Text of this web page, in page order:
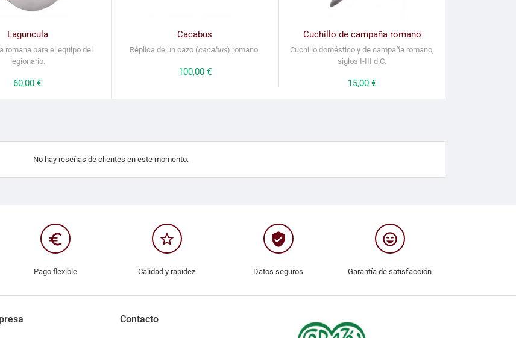
Laguncula
romana para el equipo del
legionario.
Precio
60,00 €
Cacabus
Réplica de un cazo (cacabus) romano.
Precio
100,00 €
Cuchillo de campaña romano
Cuchillo doméstico y de campaña romano,
siglos I-III d.C.
Precio
15,00 €
No hay reseñas de clientes en este momento.
euro_symbol
Pago flexible
star_border
Calidad y rapidez
verified_user
Datos seguros
sentiment_very_satisfied
Garantía de satisfacción
Contacto